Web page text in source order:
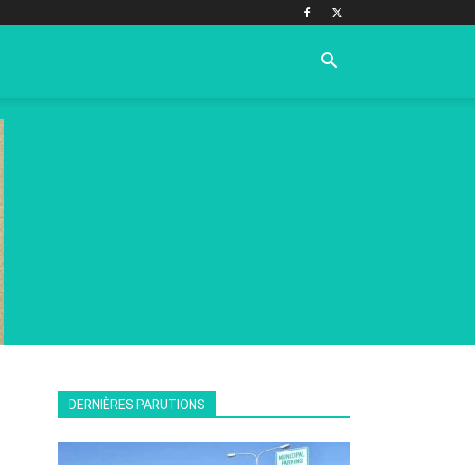
DERNIÈRES PARUTIONS